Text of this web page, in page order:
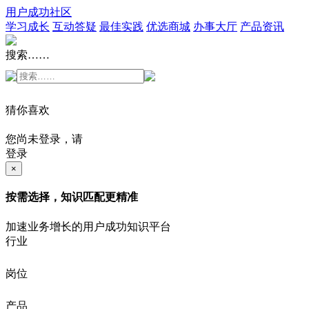
用户成功社区
学习成长 互动答疑 最佳实践 优选商城 办事大厅 产品资讯
搜索……
猜你喜欢
您尚未登录，请
登录
×
按需选择，知识匹配更精准
加速业务增长的用户成功知识平台
行业
岗位
产品